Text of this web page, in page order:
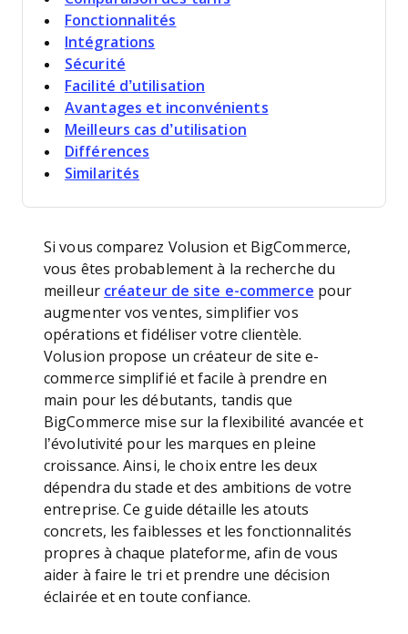
Fonctionnalités
Intégrations
Sécurité
Facilité d’utilisation
Avantages et inconvénients
Meilleurs cas d’utilisation
Différences
Similarités
Si vous comparez Volusion et BigCommerce,
vous êtes probablement à la recherche du
meilleur créateur de site e-commerce pour
augmenter vos ventes, simplifier vos
opérations et fidéliser votre clientèle.
Volusion propose un créateur de site e-
commerce simplifié et facile à prendre en
main pour les débutants, tandis que
BigCommerce mise sur la flexibilité avancée et
l’évolutivité pour les marques en pleine
croissance. Ainsi, le choix entre les deux
dépendra du stade et des ambitions de votre
entreprise. Ce guide détaille les atouts
concrets, les faiblesses et les fonctionnalités
propres à chaque plateforme, afin de vous
aider à faire le tri et prendre une décision
éclairée et en toute confiance.